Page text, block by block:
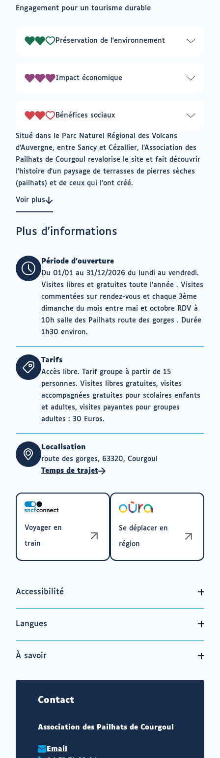
connecté
à
vers
messagerie
Engagement pour un tourisme durable
Préservation de l'environnement
2
Impact économique
3
Bénéfices sociaux
2
sur
Situé dans le Parc Naturel Régional des Volcans
d'Auvergne, entre Sancy et Cézallier, l’Association des
Pailhats de Courgoul revalorise le site et fait découvrir
l'histoire d'un paysage de terrasses de pierres sèches
(pailhats) et de ceux qui l'ont créé.
Voir plus
Plus d'informations
Période d'ouverture
Du 01/01 au 31/12/2026 du lundi au vendredi.
Visites libres et gratuites toute l'année . Visites
commentées sur rendez-vous et chaque 3ème
dimanche du mois entre mai et octobre RDV à
10h salle des Pailhats route des gorges . Durée
1h30 environ.
Tarifs
Accès libre. Tarif groupe à partir de 15
personnes. Visites libres gratuites, visites
accompagnées gratuites pour scolaires enfants
et adultes, visites payantes pour groupes
adultes : 30 Euros.
Localisation
route des gorges, 63320, Courgoul
Temps de trajet
Voyager en
train
Se déplacer en
région
Accessibilité
Langues
À savoir
Contact
Association des Pailhats de Courgoul
Email